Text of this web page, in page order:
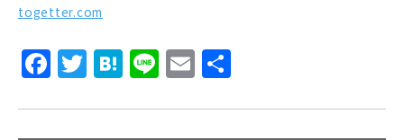
togetter.com
Facebook
Twitter
Hatena
LineEmail